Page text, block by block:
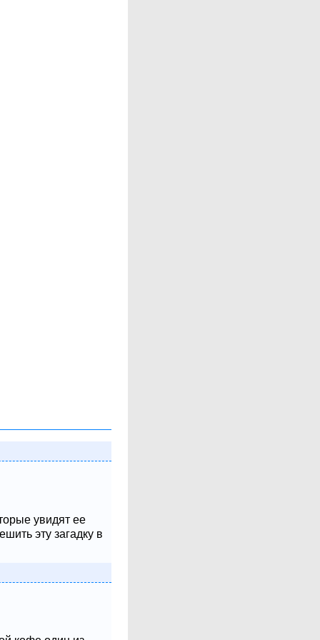
увидят ее
эту загадку в